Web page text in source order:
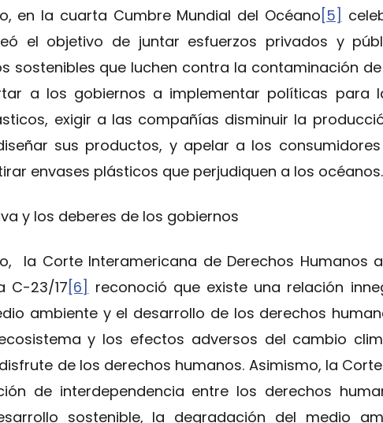
en la cuarta Cumbre Mundial del Océano [5]
el objetivo de juntar esfuerzos privados y
sostenibles que luchen contra la contaminación
a los gobiernos a implementar políticas para
exigir a las compañías disminuir la
sus productos, y apelar a los
envases plásticos que perjudiquen a los océanos.
y los deberes de los gobiernos
la Corte Interamericana de Derechos Humanos
C-23/17[6] reconoció que existe una relación
ambiente y el desarrollo de los derechos
y los efectos adversos del cambio
de los derechos humanos. Asimismo, la
de interdependencia entre los derechos
sostenible, la degradación del medio